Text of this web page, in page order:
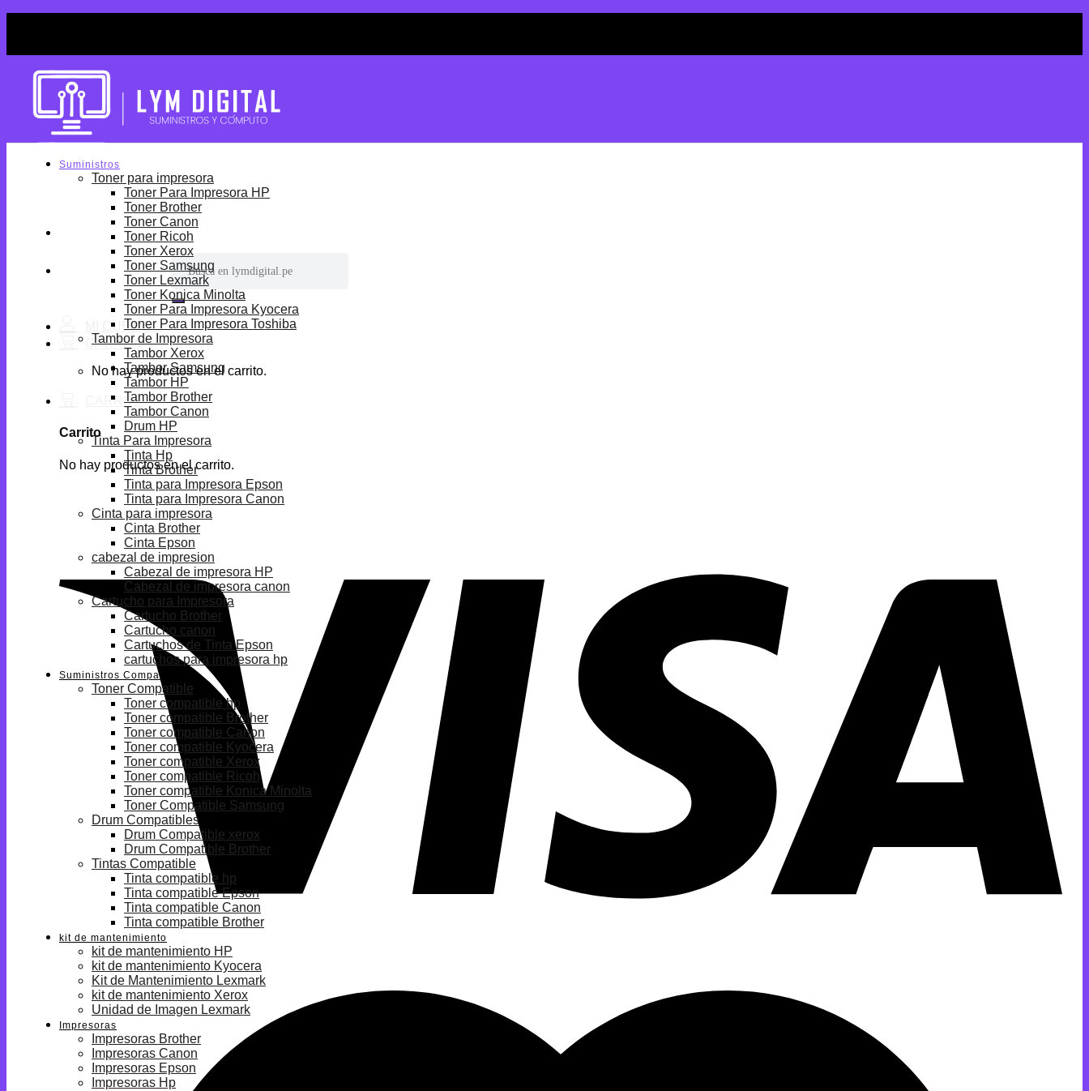
Buscar
por:
No hay productos en el carrito.
Carrito
No hay productos en el carrito.
Suministros
Toner para impresora
Toner Para Impresora HP
Toner Brother
Toner Canon
Toner Ricoh
Toner Xerox
Toner Samsung
Toner Lexmark
Toner Konica Minolta
Toner Para Impresora Kyocera
Toner Para Impresora Toshiba
Tambor de Impresora
Tambor Xerox
Tambor Samsung
Tambor HP
Tambor Brother
Tambor Canon
Drum HP
Tinta Para Impresora
Tinta Hp
Tinta Brother
Tinta para Impresora Epson
Tinta para Impresora Canon
Cinta para impresora
Cinta Brother
Cinta Epson
cabezal de impresion
Cabezal de impresora HP
Cabezal de impresora canon
Cartucho para Impresora
Cartucho Brother
Cartucho canon
Cartuchos de Tinta Epson
cartuchos para impresora hp
Suministros Compatibles
Toner Compatible
Toner compatible hp
Toner compatible Brother
Toner compatible Canon
Toner compatible Kyocera
Toner compatible Xerox
Toner compatible Ricoh
Toner compatible Konica Minolta
Toner Compatible Samsung
Drum Compatibles
Drum Compatible xerox
Drum Compatible Brother
Tintas Compatible
Tinta compatible hp
Tinta compatible Epson
Tinta compatible Canon
Tinta compatible Brother
kit de mantenimiento
kit de mantenimiento HP
kit de mantenimiento Kyocera
Kit de Mantenimiento Lexmark
kit de mantenimiento Xerox
Unidad de Imagen Lexmark
Impresoras
Impresoras Brother
Impresoras Canon
Impresoras Epson
Impresoras Hp